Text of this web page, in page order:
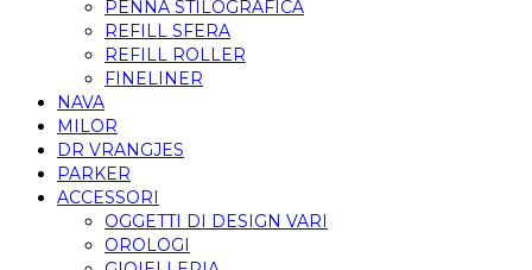
PENNA STILOGRAFICA
REFILL SFERA
REFILL ROLLER
FINELINER
NAVA
MILOR
DR VRANGJES
PARKER
ACCESSORI
OGGETTI DI DESIGN VARI
OROLOGI